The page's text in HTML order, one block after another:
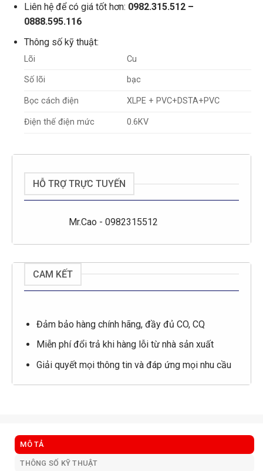
Liên hệ để có giá tốt hơn: 0982.315.512 –
0888.595.116
Thông số kỹ thuật:
Lõi Cu
Số lõi bạc
Bọc cách điện XLPE + PVC+DSTA+PVC
Điện thế điện mức 0.6KV
HỖ TRỢ TRỰC TUYẾN
Mr.Cao - 0982315512
CAM KẾT
Đảm bảo hàng chính hãng, đầy đủ CO, CQ
Miễn phí đổi trả khi hàng lỗi từ nhà sản xuất
Giải quyết mọi thông tin và đáp ứng mọi nhu cầu
MÔ TẢ
THÔNG SỐ KỸ THUẬT